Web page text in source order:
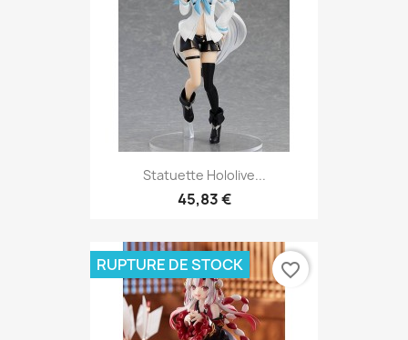
Statuette Hololive...
45,83 €
RUPTURE DE STOCK favorite_border